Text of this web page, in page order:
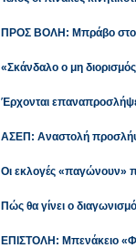
ΠΡΟΣ ΒΟΛΗ: Μπράβο στο
«Σκάνδαλο ο μη
Έρχονται
ΑΣΕΠ: Αναστολή
Οι εκλογές «παγώνουν»
Πώς θα γίνει ο
ΕΠΙΣΤΟΛΗ: Μπενάκειο